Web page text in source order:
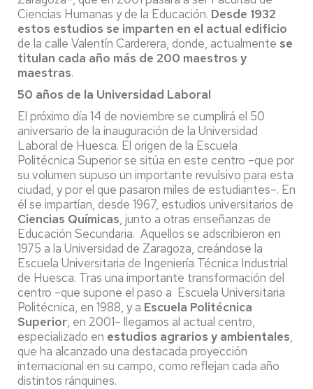
Ciencias Humanas y de la Educación. Desde 1932
estos estudios se imparten en el actual edificio
de la calle Valentín Carderera, donde, actualmente se
titulan cada año más de 200 maestros y
maestras.
50 años de la Universidad Laboral
El próximo día 14 de noviembre se cumplirá el 50
aniversario de la inauguración de la Universidad
Laboral de Huesca. El origen de la Escuela
Politécnica Superior se sitúa en este centro –que por
su volumen supuso un importante revulsivo para esta
ciudad, y por el que pasaron miles de estudiantes–. En
él se impartían, desde 1967, estudios universitarios de
Ciencias Químicas, junto a otras enseñanzas de
Educación Secundaria. Aquellos se adscribieron en
1975 a la Universidad de Zaragoza, creándose la
Escuela Universitaria de Ingeniería Técnica Industrial
de Huesca. Tras una importante transformación del
centro –que supone el paso a Escuela Universitaria
Politécnica, en 1988, y a Escuela Politécnica
Superior, en 2001– llegamos al actual centro,
especializado en estudios agrarios y ambientales,
que ha alcanzado una destacada proyección
internacional en su campo, como reflejan cada año
distintos ránquines.